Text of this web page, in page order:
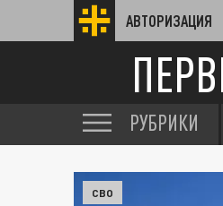
АВТОРИЗАЦИЯ
РУБРИКИ
СВО